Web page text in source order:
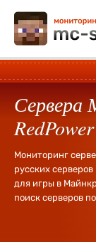
Сервера
RedPower
Мониторинг
русских
для игры в
поиск серверов